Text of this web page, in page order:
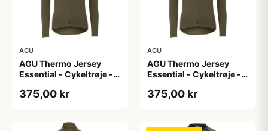
AGU
AGU Thermo Jersey
Essential - Cykeltrøje -
S
375,00 kr
AGU
AGU Thermo Jersey
Essential - Cykeltrøje -
XL
375,00 kr